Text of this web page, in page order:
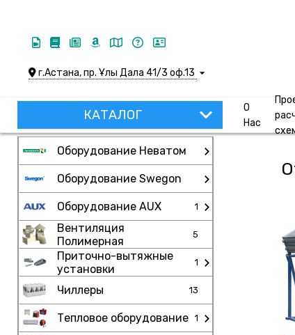
г.Астана, пр. Ұлы Дала 41/3 оф.13
КАТАЛОГ
О
Нас
Оборудование Неватом
Оборудование Swegon
Оборудование AUX 1
Вентиляция
Полимерная
5
Приточно-вытяжные
установки
1
Чиллеры 13
Тепловое оборудование 1